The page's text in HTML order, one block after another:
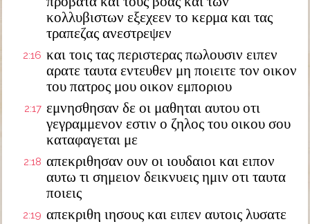
κολλυβιστων εξεχεεν το κερμα και τας
τραπεζας ανεστρεψεν
2:16 και τοις τας περιστερας πωλουσιν ειπεν
αρατε ταυτα εντευθεν μη ποιειτε τον οικον
του πατρος μου οικον εμποριου
2:17 εμνησθησαν δε οι μαθηται αυτου οτι
γεγραμμενον εστιν ο ζηλος του οικου σου
καταφαγεται με
2:18 απεκριθησαν ουν οι ιουδαιοι και ειπον
αυτω τι σημειον δεικνυεις ημιν οτι ταυτα
ποιεις
2:19 απεκριθη ιησους και ειπεν αυτοις λυσατε